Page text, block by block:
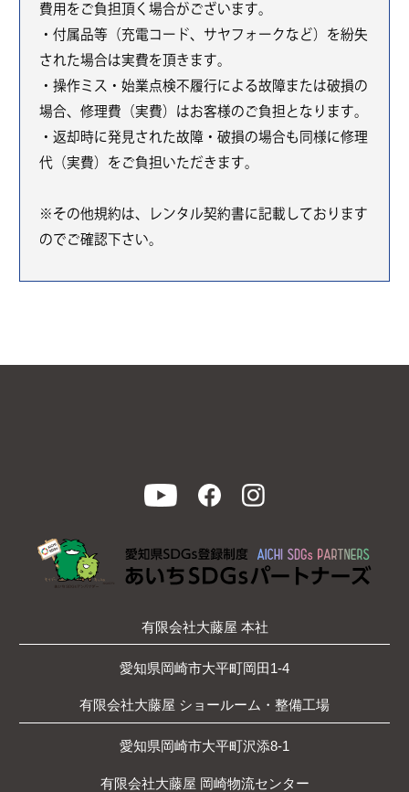
費用をご負担頂く場合がございます。
・付属品等（充電コード、サヤフォークなど）を紛失
された場合は実費を頂きます。
・操作ミス・始業点検不履行による故障または破損の
場合、修理費（実費）はお客様のご負担となります。
・返却時に発見された故障・破損の場合も同様に修理
代（実費）をご負担いただきます。
※その他規約は、レンタル契約書に記載しております
のでご確認下さい。
有限会社大藤屋 本社
愛知県岡崎市大平町岡田1-4
有限会社大藤屋 ショールーム・整備工場
愛知県岡崎市大平町沢添8-1
有限会社大藤屋 岡崎物流センター